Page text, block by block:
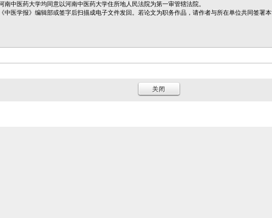
中医药大学均同意以河南中医药大学住所地人民法院为第一审管辖法院。
中医学报》编辑部或签字后扫描成电子文件发回。若论文为职务作品，请作者与所在单位共同签署